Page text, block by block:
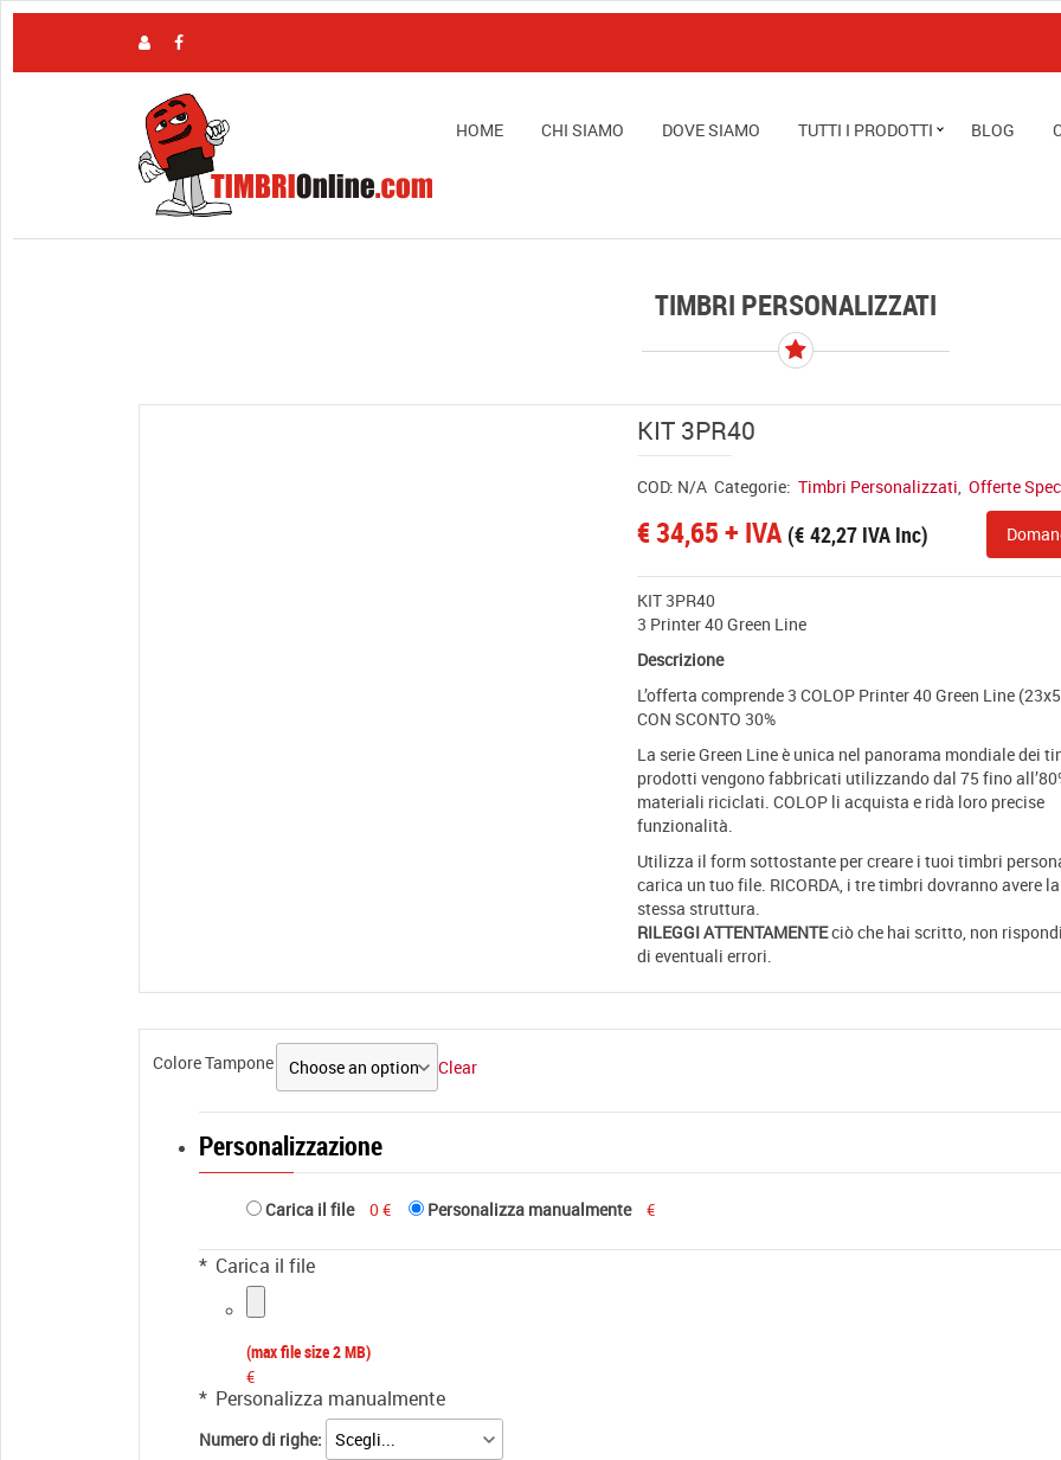
HOME CHI SIAMO DOVE SIAMO TUTTI I PRODOTTI BLOG
TIMBRI PERSONALIZZATI
KIT 3PR40
COD: N/A Categorie: Timbri Personalizzati, Offerte
€34,65+ IVA (€ 42,27 IVA Inc)
KIT 3PR40
3 Printer 40 Green Line
Descrizione
L’offerta comprende 3 COLOP Printer 40 Green Line
CON SCONTO 30%
La serie Green Line è unica nel panorama mondiale dei
prodotti vengono fabbricati utilizzando dal 75 fino
materiali riciclati. COLOP li acquista e ridà loro precise
funzionalità.
Utilizza il form sottostante per creare i tuoi timbri
carica un tuo file. RICORDA, i tre timbri dovranno avere la
stessa struttura.
RILEGGI ATTENTAMENTEciò che hai scritto, non
di eventuali errori.
Colore Tampone Clear
Personalizzazione
Carica il file 0 € Personalizza manualmente €
* Carica il file
(max file size 2 MB)
€
* Personalizza manualmente
Numero di righe: